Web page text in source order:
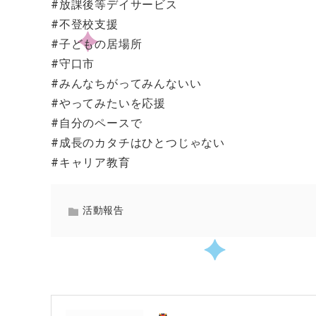
#放課後等デイサービス
#不登校支援
#子どもの居場所
#守口市
#みんなちがってみんないい
#やってみたいを応援
#自分のペースで
#成長のカタチはひとつじゃない
#キャリア教育
活動報告